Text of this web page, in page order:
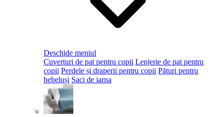
Deschide meniul
Cuverturi de pat pentru copii Lenjerie de pat pentru
copii Perdele și draperii pentru copii Pături pentru
bebeluși Saci de iarna